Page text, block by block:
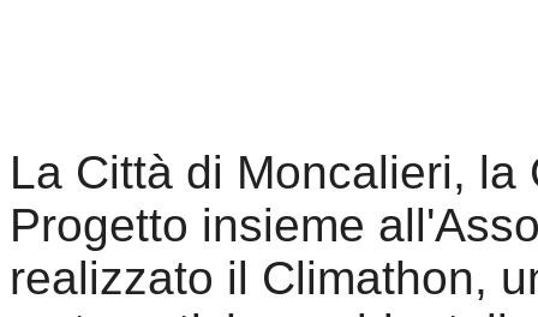
La Città di Moncalieri,
Progetto insieme
realizzato il Climathon,